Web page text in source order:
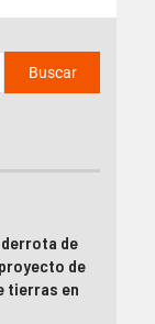
de
de
tierras en